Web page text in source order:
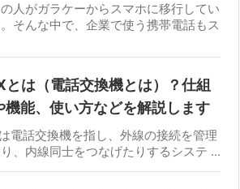
人がガラケーからスマホに移行してい
。そんな中で、企業で使う携帯電話もス
とは（電話交換機とは）？仕組
機能、使い方などを解説します
電話交換機を指し、外線の接続を管理
り、内線同士をつなげたりするシステ ...